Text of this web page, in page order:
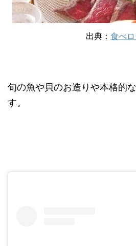
出典： 食べ
旬の魚や貝のお造りや本格的
す。